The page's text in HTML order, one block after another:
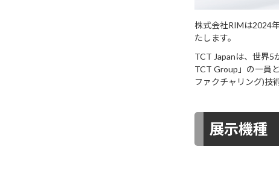
株式会社RIMは2024
たします。
TCT Japanは、世界5
TCT Group」の一員
ファクチャリング)技
展示機種